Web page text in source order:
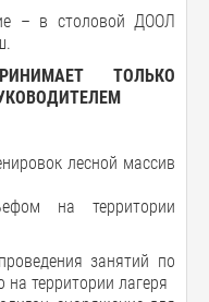
– в столовой ДООЛ
ТОЛЬКО
лесной массив
на территории
занятий по
территории лагеря